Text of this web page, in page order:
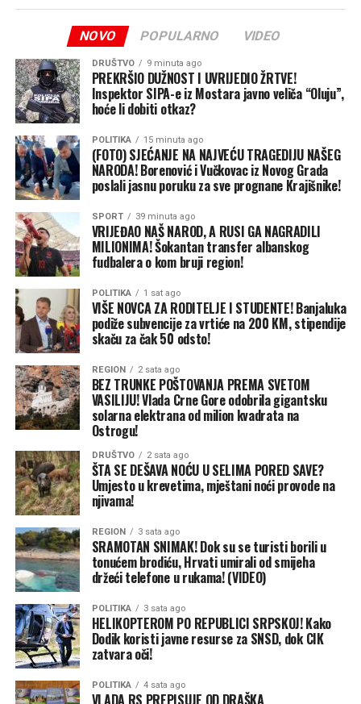
stigle divlje svinje. Meni ništa neće ostati. Ima njiva na
kojima neće biti nijedan klip kukuruza za branje. To je
poražavajuća situacija.“
Poljoprivrednici ograđuju njive
Dio njiva vlasnici su ogradili, ali ni to nije garancija da će
kukuruz biti zaštićen:
“I ja sam ove sedmice ogradio nekoliko njiva. Pustiću
struju i opet dežurati. Za to sam ove sedmice potrošio
više od 4.000 maraka i opet nisam siguran da će biti
efikasno. Najgore je kada svinje provale žicu pod
naponom, uđu u njivu i ne smiju izaći. Svuda hoće, ali iz
ograde neće. To je pomalo komično, ali za mene i moje
komšije – tragično”.
Na naše pitanje gdje je potpuno rješenje problema,
Žarko Švraka jasno odgovara:
“Rješenje je hajka jer ovo nije sporadičan slučaj nego
pojava sa teškim posljedicama po nas poljoprivrednike.
Očekuje da se uključe lokalna i republička vlast, možda će
oni imati bolje rješenje. Uostalom, zato su i na vlasti da
rade za narod i rješavaju ovakve situacije”.
Tužbe
Ukoliko ne bude razumijevanja, odlučni su
poljoprivrednici iz Vrbaške, angažovaćemo advokate i
potegnuti tužbe.
“Tražićemo odštetu. Raspitaćemo se od koga, ali neko
mora biti odgovoran”, kazao je Žarko Švraka, revoltiran
zbog neočekivanog problema i posljedica, pišu
Nezavisne.
Njihova životna priča svjedoči da su ljubav, poštovanje i
zajedništvo vrijednosti koje traju cijeli život.
je iz njega izrasla, piše RTRS.
NOVO POPULARNO VIDEO
DRUŠTVO 9 minuta ago
PREKRŠIO DUŽNOST I UVRIJEDIO ŽRTVE!
Inspektor SIPA-e iz Mostara javno veliča “Oluju”,
hoće li dobiti otkaz?
POLITIKA 15 minuta ago
(FOTO) SJEĆANJE NA NAJVEĆU TRAGEDIJU NAŠEG
NARODA! Borenović i Vučkovac iz Novog Grada
poslali jasnu poruku za sve prognane Krajišnike!
SPORT 39 minuta ago
VRIJEĐAO NAŠ NAROD, A RUSI GA NAGRADILI
MILIONIMA! Šokantan transfer albanskog
fudbalera o kom bruji region!
POLITIKA 1 sat ago
VIŠE NOVCA ZA RODITELJE I STUDENTE! Banjaluka
podiže subvencije za vrtiće na 200 KM, stipendije
skaču za čak 50 odsto!
REGION 2 sata ago
BEZ TRUNKE POŠTOVANJA PREMA SVETOM
VASILIJU! Vlada Crne Gore odobrila gigantsku
solarna elektrana od milion kvadrata na
Ostrogu!
DRUŠTVO 2 sata ago
ŠTA SE DEŠAVA NOĆU U SELIMA PORED SAVE?
Umjesto u krevetima, mještani noći provode na
njivama!
REGION 3 sata ago
SRAMOTAN SNIMAK! Dok su se turisti borili u
tonućem brodiću, Hrvati umirali od smijeha
držeći telefone u rukama! (VIDEO)
POLITIKA 3 sata ago
HELIKOPTEROM PO REPUBLICI SRPSKOJ! Kako
Dodik koristi javne resurse za SNSD, dok CIK
zatvara oči!
POLITIKA 4 sata ago
VLADA RS PREPISUJE OD DRAŠKA